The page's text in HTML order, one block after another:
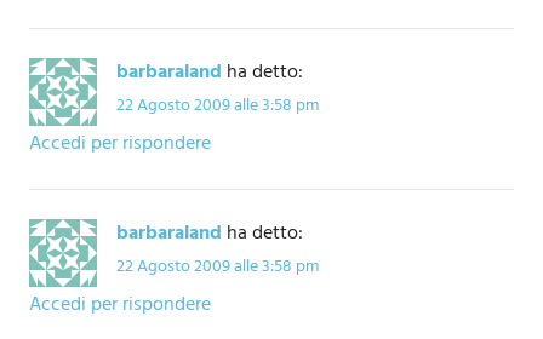
barbaraland ha detto:
22 Agosto 2009 alle 3:58 pm
Accedi per rispondere
barbaraland ha detto:
22 Agosto 2009 alle 3:58 pm
Accedi per rispondere